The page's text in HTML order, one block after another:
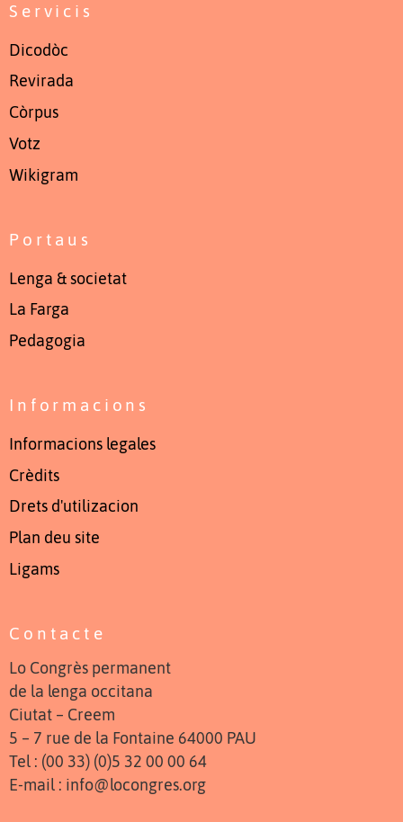
Servicis
Dicodòc
Revirada
Còrpus
Votz
Wikigram
Portaus
Lenga & societat
La Farga
Pedagogia
Informacions
Informacions legales
Crèdits
Drets d'utilizacion
Plan deu site
Ligams
Contacte
Lo Congrès permanent
de la lenga occitana
Ciutat – Creem
5 – 7 rue de la Fontaine 64000 PAU
Tel : (00 33) (0)5 32 00 00 64
E-mail : info@locongres.org